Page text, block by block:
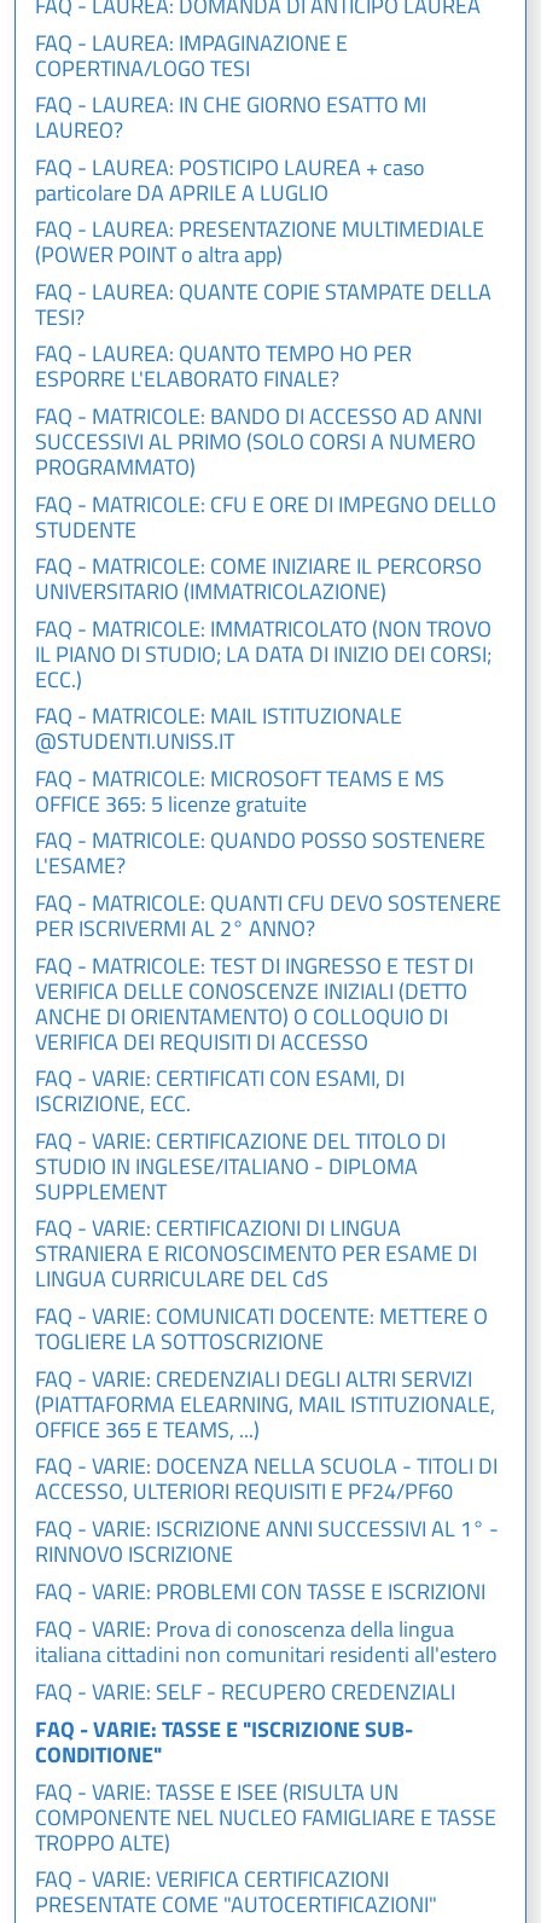
FAQ - LAUREA: IMPAGINAZIONE E
COPERTINA/LOGO TESI
FAQ - LAUREA: IN CHE GIORNO ESATTO MI
LAUREO?
FAQ - LAUREA: POSTICIPO LAUREA + caso
particolare DA APRILE A LUGLIO
FAQ - LAUREA: PRESENTAZIONE MULTIMEDIALE
(POWER POINT o altra app)
FAQ - LAUREA: QUANTE COPIE STAMPATE DELLA
TESI?
FAQ - LAUREA: QUANTO TEMPO HO PER
ESPORRE L'ELABORATO FINALE?
FAQ - MATRICOLE: BANDO DI ACCESSO AD ANNI
SUCCESSIVI AL PRIMO (SOLO CORSI A NUMERO
PROGRAMMATO)
FAQ - MATRICOLE: CFU E ORE DI IMPEGNO DELLO
STUDENTE
FAQ - MATRICOLE: COME INIZIARE IL PERCORSO
UNIVERSITARIO (IMMATRICOLAZIONE)
FAQ - MATRICOLE: IMMATRICOLATO (NON TROVO
IL PIANO DI STUDIO; LA DATA DI INIZIO DEI CORSI;
ECC.)
FAQ - MATRICOLE: MAIL ISTITUZIONALE
@STUDENTI.UNISS.IT
FAQ - MATRICOLE: MICROSOFT TEAMS E MS
OFFICE 365: 5 licenze gratuite
FAQ - MATRICOLE: QUANDO POSSO SOSTENERE
L'ESAME?
FAQ - MATRICOLE: QUANTI CFU DEVO SOSTENERE
PER ISCRIVERMI AL 2° ANNO?
FAQ - MATRICOLE: TEST DI INGRESSO E TEST DI
VERIFICA DELLE CONOSCENZE INIZIALI (DETTO
ANCHE DI ORIENTAMENTO) O COLLOQUIO DI
VERIFICA DEI REQUISITI DI ACCESSO
FAQ - VARIE: CERTIFICATI CON ESAMI, DI
ISCRIZIONE, ECC.
FAQ - VARIE: CERTIFICAZIONE DEL TITOLO DI
STUDIO IN INGLESE/ITALIANO - DIPLOMA
SUPPLEMENT
FAQ - VARIE: CERTIFICAZIONI DI LINGUA
STRANIERA E RICONOSCIMENTO PER ESAME DI
LINGUA CURRICULARE DEL CdS
FAQ - VARIE: COMUNICATI DOCENTE: METTERE O
TOGLIERE LA SOTTOSCRIZIONE
FAQ - VARIE: CREDENZIALI DEGLI ALTRI SERVIZI
(PIATTAFORMA ELEARNING, MAIL ISTITUZIONALE,
OFFICE 365 E TEAMS, ...)
FAQ - VARIE: DOCENZA NELLA SCUOLA - TITOLI DI
ACCESSO, ULTERIORI REQUISITI E PF24/PF60
FAQ - VARIE: ISCRIZIONE ANNI SUCCESSIVI AL 1° -
RINNOVO ISCRIZIONE
FAQ - VARIE: PROBLEMI CON TASSE E ISCRIZIONI
FAQ - VARIE: Prova di conoscenza della lingua
italiana cittadini non comunitari residenti all'estero
FAQ - VARIE: SELF - RECUPERO CREDENZIALI
FAQ - VARIE: TASSE E "ISCRIZIONE SUB-
CONDITIONE"
FAQ - VARIE: TASSE E ISEE (RISULTA UN
COMPONENTE NEL NUCLEO FAMIGLIARE E TASSE
TROPPO ALTE)
FAQ - VARIE: VERIFICA CERTIFICAZIONI
PRESENTATE COME "AUTOCERTIFICAZIONI"